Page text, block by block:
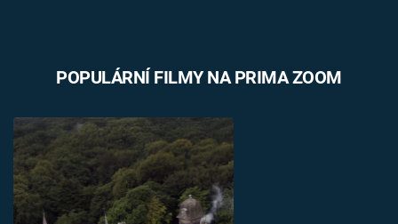
POPULÁRNÍ FILMY NA PRIMA ZOOM